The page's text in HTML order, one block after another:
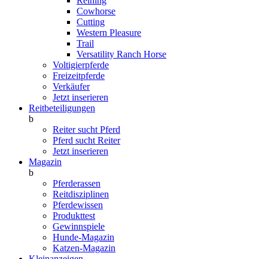
Cowhorse
Cutting
Western Pleasure
Trail
Versatility Ranch Horse
Voltigierpferde
Freizeitpferde
Verkäufer
Jetzt inserieren
Reitbeteiligungen
b
Reiter sucht Pferd
Pferd sucht Reiter
Jetzt inserieren
Magazin
b
Pferderassen
Reitdisziplinen
Pferdewissen
Produkttest
Gewinnspiele
Hunde-Magazin
Katzen-Magazin